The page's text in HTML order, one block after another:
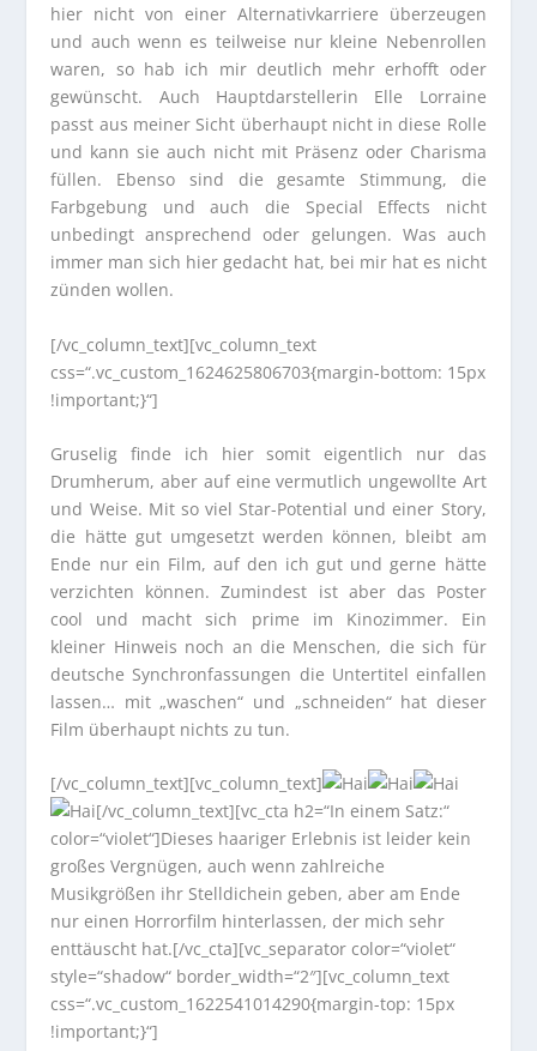
hier nicht von einer Alternativkarriere überzeugen
und auch wenn es teilweise nur kleine Nebenrollen
waren, so hab ich mir deutlich mehr erhofft oder
gewünscht. Auch Hauptdarstellerin Elle Lorraine
passt aus meiner Sicht überhaupt nicht in diese Rolle
und kann sie auch nicht mit Präsenz oder Charisma
füllen. Ebenso sind die gesamte Stimmung, die
Farbgebung und auch die Special Effects nicht
unbedingt ansprechend oder gelungen. Was auch
immer man sich hier gedacht hat, bei mir hat es nicht
zünden wollen.
[/vc_column_text][vc_column_text
css=“.vc_custom_1624625806703{margin-bottom: 15px
!important;}“]
Gruselig finde ich hier somit eigentlich nur das
Drumherum, aber auf eine vermutlich ungewollte Art
und Weise. Mit so viel Star-Potential und einer Story,
die hätte gut umgesetzt werden können, bleibt am
Ende nur ein Film, auf den ich gut und gerne hätte
verzichten können. Zumindest ist aber das Poster
cool und macht sich prime im Kinozimmer. Ein
kleiner Hinweis noch an die Menschen, die sich für
deutsche Synchronfassungen die Untertitel einfallen
lassen… mit „waschen“ und „schneiden“ hat dieser
Film überhaupt nichts zu tun.
[/vc_column_text][vc_column_text]
[/vc_column_text][vc_cta h2=“In einem Satz:“
color=“violet“]Dieses haariger Erlebnis ist leider kein
großes Vergnügen, auch wenn zahlreiche
Musikgrößen ihr Stelldichein geben, aber am Ende
nur einen Horrorfilm hinterlassen, der mich sehr
enttäuscht hat.[/vc_cta][vc_separator color=“violet“
style=“shadow“ border_width=“2″][vc_column_text
css=“.vc_custom_1622541014290{margin-top: 15px
!important;}“]